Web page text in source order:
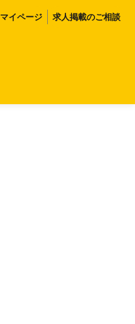
マイページ 求人掲載のご相談